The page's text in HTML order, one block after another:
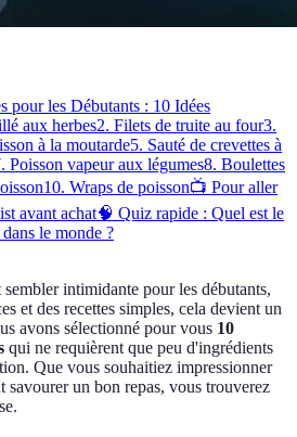
pour les Débutants : 10 Idées
aux herbes2. Filets de truite au four3.
à la moutarde5. Sauté de crevettes à
Poisson vapeur aux légumes8. Boulettes
10. Wraps de poisson📺 Pour aller
avant achat🧠 Quiz rapide : Quel est le
le monde ?
intimidante pour les débutants,
et des recettes simples, cela devient un
avons sélectionné pour vous 10
qui ne requièrent que peu d'ingrédients
Que vous souhaitiez impressionner
savourer un bon repas, vous trouverez